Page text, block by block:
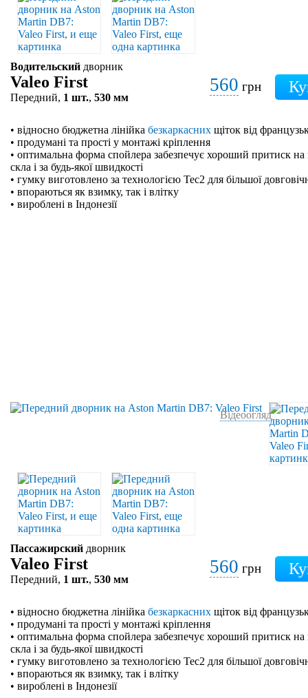
Водительский дворник
Valeo First
Передний, 1 шт., 530 мм
560 грн
• відносно бюджетна лінійка безкаркасних щіток від
• продумані та прості у монтажі кріплення
• оптимальна форма спойлера забезпечує хороший притиск на
скла і за будь-якої швидкості
• гумку виготовлено за технологією Tec2 для більшої
• впораються як взимку, так і влітку
• вироблені в Індонезії
Відеоогляд
Пассажирский дворник
Valeo First
Передний, 1 шт., 530 мм
560 грн
• відносно бюджетна лінійка безкаркасних щіток від
• продумані та прості у монтажі кріплення
• оптимальна форма спойлера забезпечує хороший притиск на
скла і за будь-якої швидкості
• гумку виготовлено за технологією Tec2 для більшої
• впораються як взимку, так і влітку
• вироблені в Індонезії